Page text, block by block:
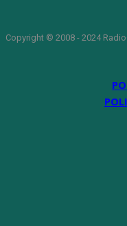
Copyright © 2008 - 2024